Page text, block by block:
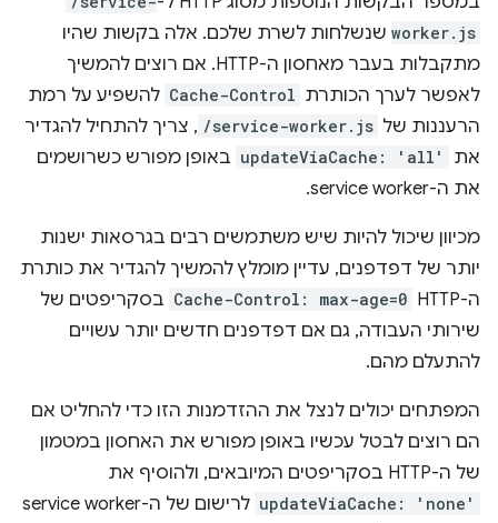
worker.js שנשלחות לשרת שלכם. אלה בקשות שהיו
מתקבלות בעבר מאחסון ה-HTTP. אם רוצים להמשיך
לאפשר לערך הכותרת Cache-Control להשפיע על רמת
הרעננות של /service-worker.js , צריך להתחיל להגדיר
את
updateViaCache: 'all' באופן מפורש כשרושמים
את ה-service worker.
מכיוון שיכול להיות שיש משתמשים רבים בגרסאות ישנות
יותר של דפדפנים, עדיין מומלץ להמשיך להגדיר את כותרת
ה-HTTP
Cache-Control: max-age=0 בסקריפטים של
שירותי העבודה, גם אם דפדפנים חדשים יותר עשויים
להתעלם מהם.
המפתחים יכולים לנצל את ההזדמנות הזו כדי להחליט אם
הם רוצים לבטל עכשיו באופן מפורש את האחסון במטמון
של ה-HTTP בסקריפטים המיובאים, ולהוסיף את
updateViaCache: 'none'
לרישום של ה-service worker